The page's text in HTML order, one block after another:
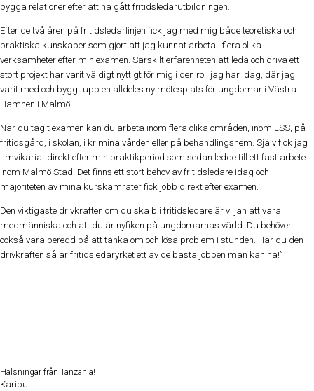
bygga relationer efter att ha gått fritidsledarutbildningen.
Efter de två åren på fritidsledarlinjen fick jag med mig både teoretiska och
praktiska kunskaper som gjort att jag kunnat arbeta i flera olika
verksamheter efter min examen. Särskilt erfarenheten att leda och driva ett
stort projekt har varit väldigt nyttigt för mig i den roll jag har idag, där jag
varit med och byggt upp en alldeles ny mötesplats för ungdomar i Västra
Hamnen i Malmö.
När du tagit examen kan du arbeta inom flera olika områden, inom LSS, på
fritidsgård, i skolan, i kriminalvården eller på behandlingshem. Själv fick jag
timvikariat direkt efter min praktikperiod som sedan ledde till ett fast arbete
inom Malmö Stad. Det finns ett stort behov av fritidsledare idag och
majoriteten av mina kurskamrater fick jobb direkt efter examen.
Den viktigaste drivkraften om du ska bli fritidsledare är viljan att vara
medmänniska och att du är nyfiken på ungdomarnas värld. Du behöver
också vara beredd på att tänka om och lösa problem i stunden. Har du den
drivkraften så är fritidsledaryrket ett av de bästa jobben man kan ha!”
Hälsningar från Tanzania!
Karibu!